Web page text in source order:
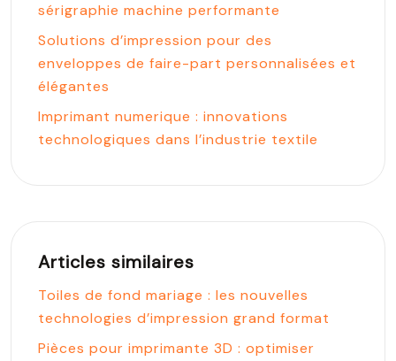
sérigraphie machine performante
Solutions d’impression pour des
enveloppes de faire-part personnalisées et
élégantes
Imprimant numerique : innovations
technologiques dans l’industrie textile
Articles similaires
Toiles de fond mariage : les nouvelles
technologies d’impression grand format
Pièces pour imprimante 3D : optimiser